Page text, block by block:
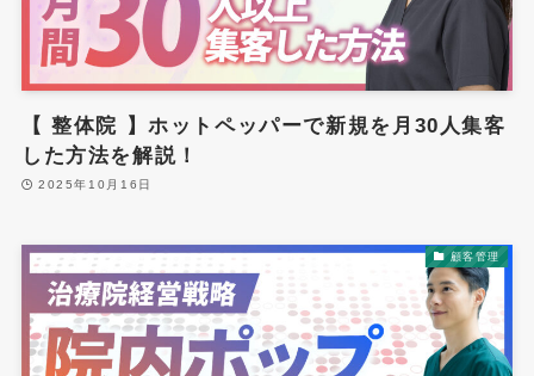
【 整体院 】ホットペッパーで新規を月30人集客
した方法を解説！
2025年10月16日
顧客管理